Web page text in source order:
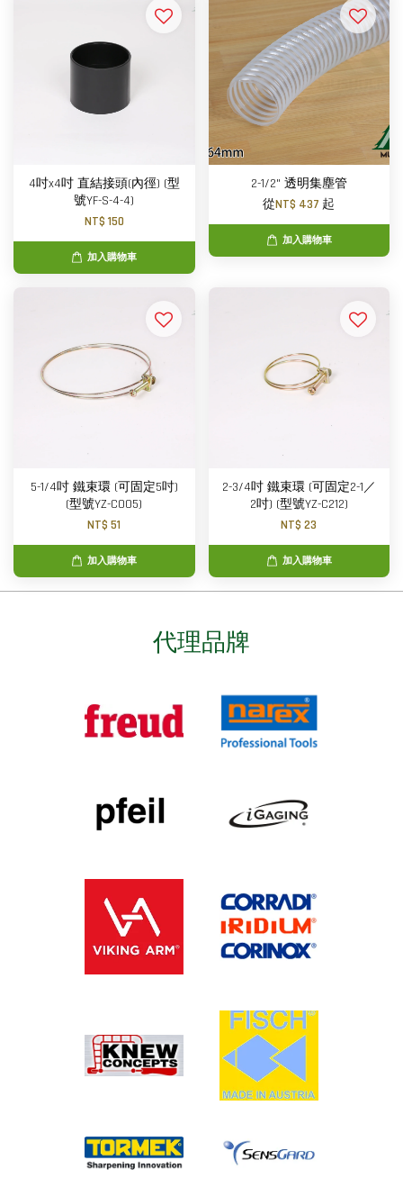
4吋x4吋 直結接頭(內徑) (型
號YF-S-4-4)
NT$ 150
加入購物車
2-1/2" 透明集塵管
從NT$ 437 起
加入購物車
5-1/4吋 鐵束環 (可固定5吋)
(型號YZ-C005)
NT$ 51
加入購物車
2-3/4吋 鐵束環 (可固定2-1／
2吋) (型號YZ-C212)
NT$ 23
加入購物車
代理品牌